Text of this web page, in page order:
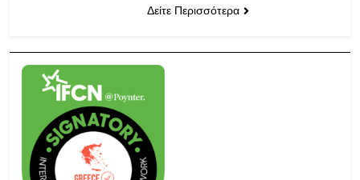
Δείτε Περισσότερα